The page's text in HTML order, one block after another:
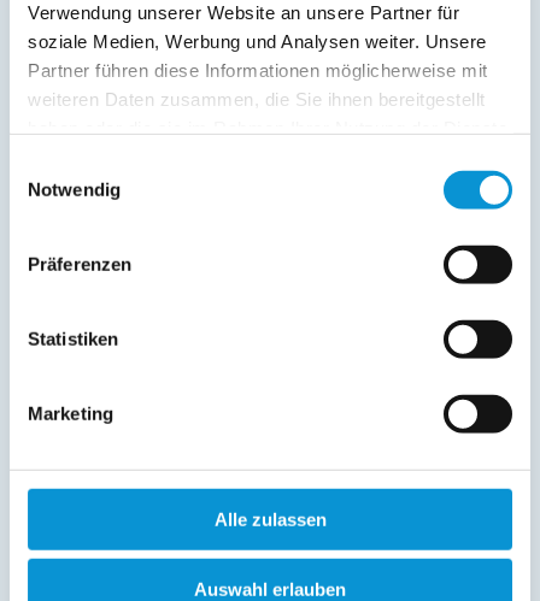
Verwendung unserer Website an unsere Partner für
soziale Medien, Werbung und Analysen weiter. Unsere
Partner führen diese Informationen möglicherweise mit
weiteren Daten zusammen, die Sie ihnen bereitgestellt
Notwendig
Präferenzen
Statistiken
Marketing
Alle zulassen
Auswahl erlauben
09. Mai - 13. Mai 295 €
120 €
14. Mai - 16. Mai 315 €
140 €
17. Mai - 31. Mai 295 €
120 €
01. Jun - 30. Jun 315 €
140 €
01. Jul - 14. Jul
01. Sep
01. Nov
175 € ist bereits im Reisepreis 1. Nacht